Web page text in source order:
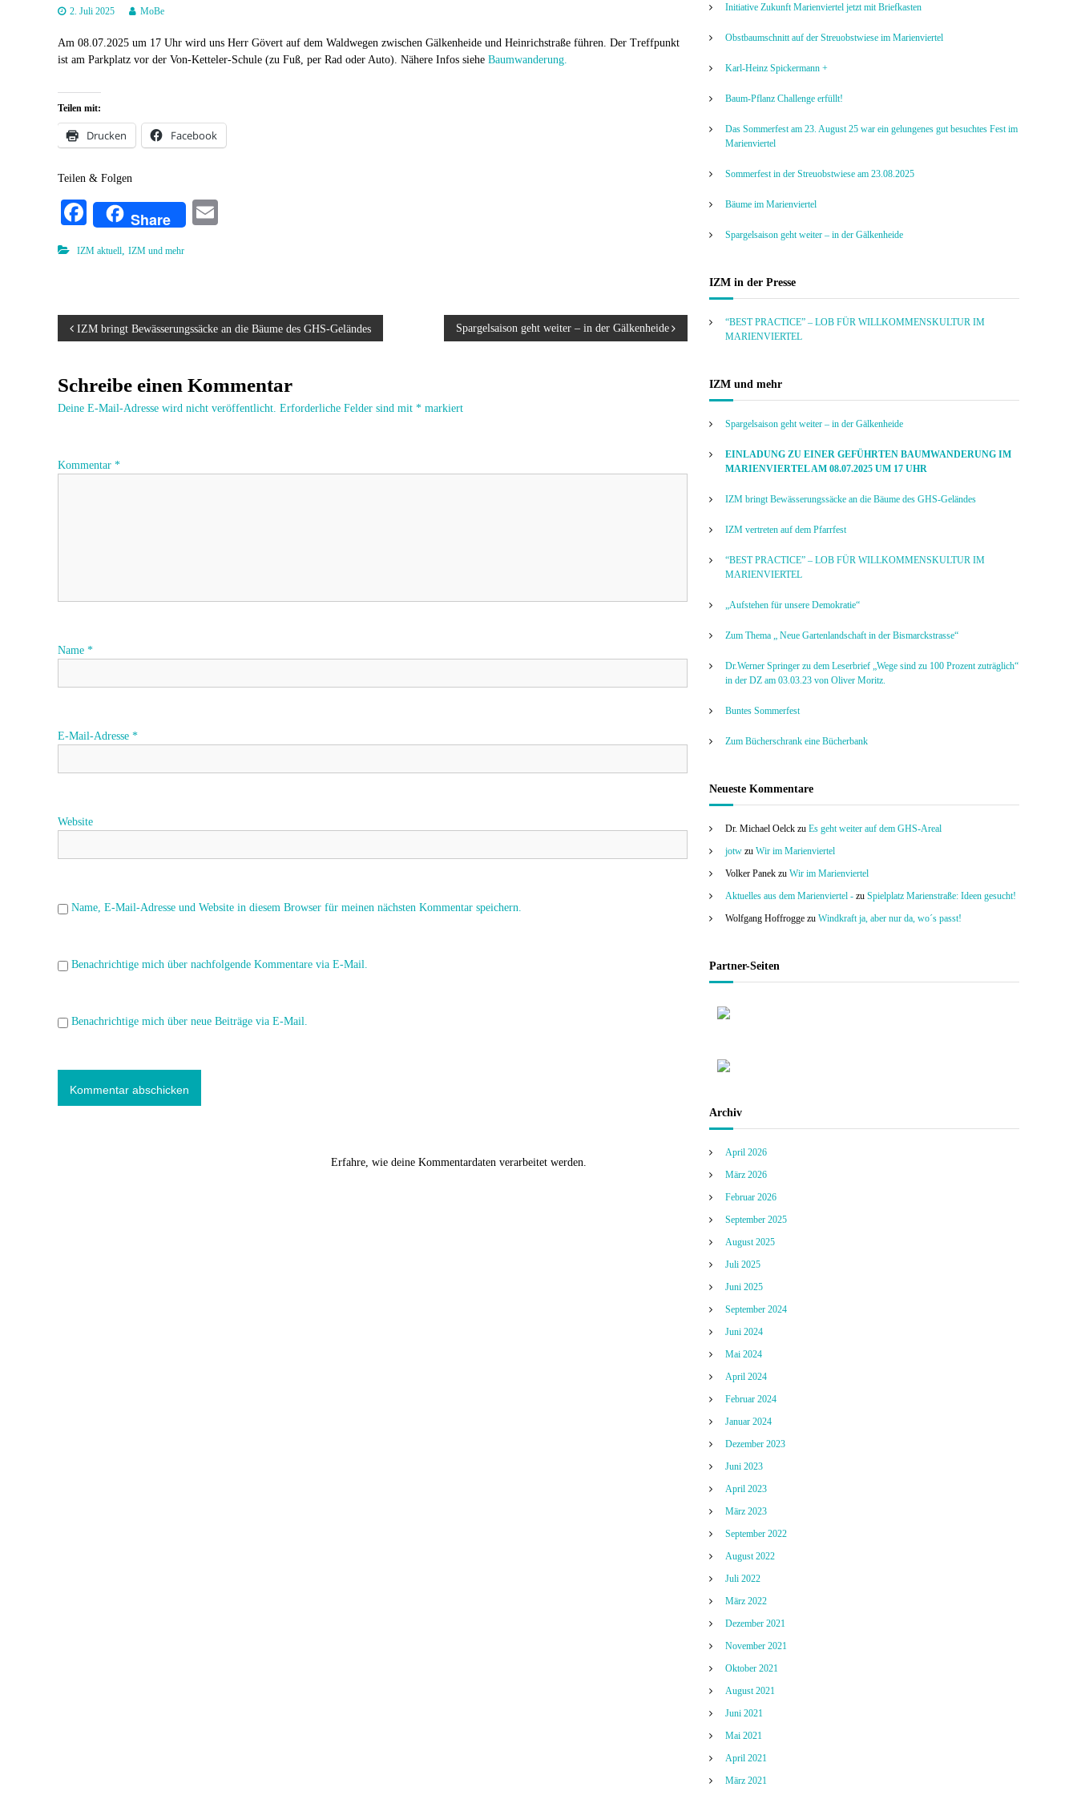
2. Juli 2025 MoBe
Am 08.07.2025 um 17 Uhr wird uns Herr Gövert auf dem Waldwegen zwischen Gälkenheide und Heinrichstraße führen. Der Treffpunkt
ist am Parkplatz vor der Von-Ketteler-Schule (zu Fuß, per Rad oder Auto). Nähere Infos siehe Baumwanderung.
Teilen mit:
Drucken Facebook
Teilen & Folgen
Fa
bo
Share
IZM aktuell, IZM und mehr
B
i
r
a
v
i
t
o
IZM bringt Bewässerungssäcke an die Bäume des GHS-Geländes Spargelsaison geht weiter – in der Gälkenheide
Schreibe einen Kommentar
Deine E-Mail-Adresse wird nicht veröffentlicht. Erforderliche Felder sind mit * markiert
Kommentar *
Name *
E-Mail-Adresse *
Website
Name, E-Mail-Adresse und Website in diesem Browser für meinen nächsten Kommentar speichern.
Benachrichtige mich über nachfolgende Kommentare via E-Mail.
Benachrichtige mich über neue Beiträge via E-Mail.
Erfahre, wie deine Kommentardaten verarbeitet werden.
:
Initiative Zukunft Marienviertel jetzt mit Briefkasten
Obstbaumschnitt auf der Streuobstwiese im Marienviertel
Karl-Heinz Spickermann +
Baum-Pflanz Challenge erfüllt!
Das Sommerfest am 23. August 25 war ein gelungenes gut besuchtes Fest im
Marienviertel
Sommerfest in der Streuobstwiese am 23.08.2025
Bäume im Marienviertel
Spargelsaison geht weiter – in der Gälkenheide
IZM in der Presse
“BEST PRACTICE” – LOB FÜR WILLKOMMENSKULTUR IM
MARIENVIERTEL
IZM und mehr
Spargelsaison geht weiter – in der Gälkenheide
EINLADUNG ZU EINER GEFÜHRTEN BAUMWANDERUNG IM
MARIENVIERTEL AM 08.07.2025 UM 17 UHR
IZM bringt Bewässerungssäcke an die Bäume des GHS-Geländes
IZM vertreten auf dem Pfarrfest
“BEST PRACTICE” – LOB FÜR WILLKOMMENSKULTUR IM
MARIENVIERTEL
„Aufstehen für unsere Demokratie“
Zum Thema „ Neue Gartenlandschaft in der Bismarckstrasse“
Dr.Werner Springer zu dem Leserbrief „Wege sind zu 100 Prozent zuträglich“
in der DZ am 03.03.23 von Oliver Moritz.
Buntes Sommerfest
Zum Bücherschrank eine Bücherbank
Neueste Kommentare
Dr. Michael Oelck zuEs geht weiter auf dem GHS-Areal
jotw zuWir im Marienviertel
Volker Panek zuWir im Marienviertel
Aktuelles aus dem Marienviertel - zuSpielplatz Marienstraße: Ideen gesucht!
Wolfgang Hoffrogge zuWindkraft ja, aber nur da, wo´s passt!
Partner-Seiten
Archiv
April 2026
März 2026
Februar 2026
September 2025
August 2025
Juli 2025
Juni 2025
September 2024
Juni 2024
Mai 2024
April 2024
Februar 2024
Januar 2024
Dezember 2023
Juni 2023
April 2023
März 2023
September 2022
August 2022
Juli 2022
März 2022
Dezember 2021
November 2021
Oktober 2021
August 2021
Juni 2021
Mai 2021
April 2021
März 2021